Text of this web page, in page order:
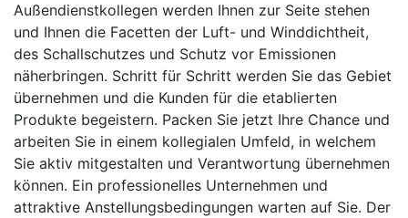
Außendienstkollegen werden Ihnen zur Seite stehen
und Ihnen die Facetten der Luft- und Winddichtheit,
des Schallschutzes und Schutz vor Emissionen
näherbringen. Schritt für Schritt werden Sie das Gebiet
übernehmen und die Kunden für die etablierten
Produkte begeistern. Packen Sie jetzt Ihre Chance und
arbeiten Sie in einem kollegialen Umfeld, in welchem
Sie aktiv mitgestalten und Verantwortung übernehmen
können. Ein professionelles Unternehmen und
attraktive Anstellungsbedingungen warten auf Sie. Der